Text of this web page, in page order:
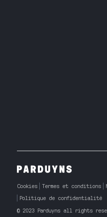
Cookies Termes et conditions
Politique de confidentialité
© 2023 Parduyns all rights